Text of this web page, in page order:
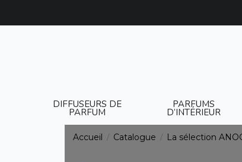
DIFFUSEURS DE
PARFUM
PARFUMS
D’INTÉRIEUR
Accueil / Catalogue / La sélection